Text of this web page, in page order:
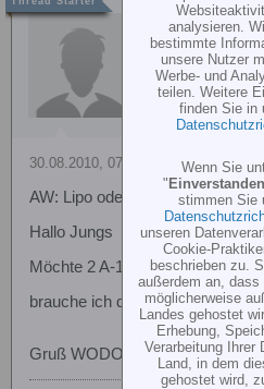
wodo
30.08.2010, 07:17
AW: Lipo oder lifepo als
Hallo Jungs
Möchte 2 A-123 Zellen für
brauche ich da auch einen
Gruß WODO
analysieren.
bestimmte
unsere Nutzer
Werbe- und
teilen. Weitere
finden Sie in
Wenn Sie
" Einverstanden
stimmen Sie
unseren
Cookie-
beschrieben zu.
außerdem an, dass
möglicherweise
Landes gehostet
Erhebung,
Verarbeitung Ihrer
Land, in dem
gehostet wird,